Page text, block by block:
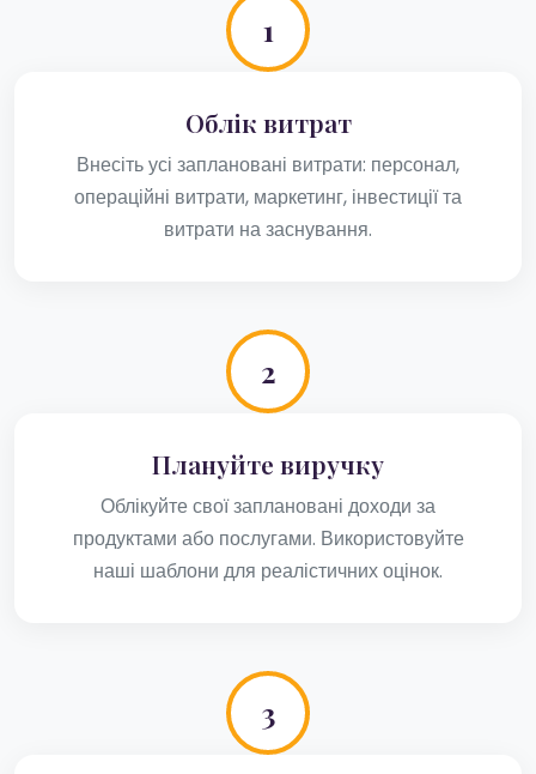
1
Облік витрат
Внесіть усі заплановані витрати: персонал,
операційні витрати, маркетинг, інвестиції та
витрати на заснування.
2
Плануйте виручку
Облікуйте свої заплановані доходи за
продуктами або послугами. Використовуйте
наші шаблони для реалістичних оцінок.
3